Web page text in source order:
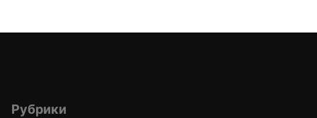
Рубрики